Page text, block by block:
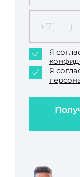
Я
Я